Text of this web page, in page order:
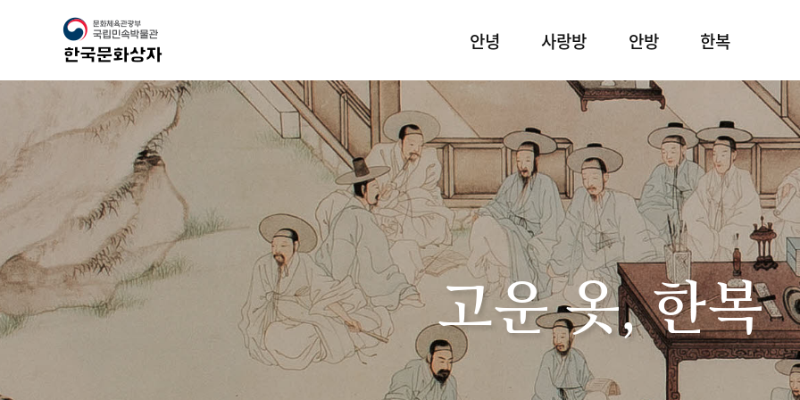
안녕 사랑방 안방 한복
고운 옷, 한복